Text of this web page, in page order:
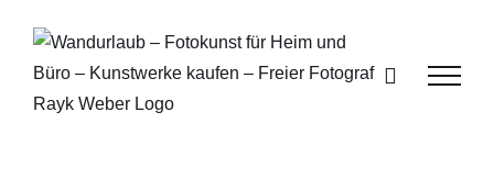
Inhalt
springen